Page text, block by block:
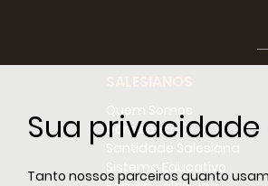
Sua
Tanto nossos parceiros quanto
Quem Somos
Dom Bosco
Sistema Educativo